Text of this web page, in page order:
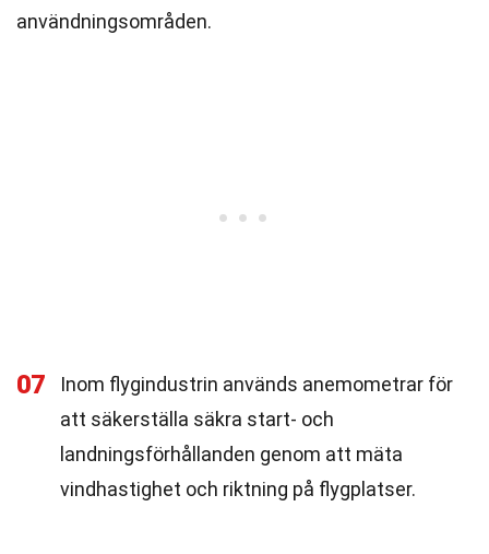
användningsområden.
07
Inom flygindustrin används anemometrar för
att säkerställa säkra start- och
landningsförhållanden genom att mäta
vindhastighet och riktning på flygplatser.